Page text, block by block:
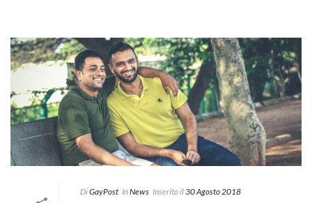
DiGayPost InNews Inserito il30 Agosto 2018